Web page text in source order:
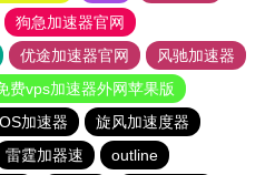
狗急加速器官网
优途加速器官网
风驰加速器
费vps加速器外网苹果版
加速器
旋风加速度器
雷霆加器速 outline